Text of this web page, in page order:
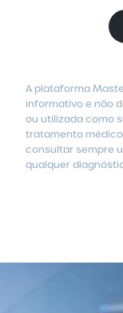
A plataforma
informativo e não
ou utilizada como
tratamento
consultar sempre
qualquer